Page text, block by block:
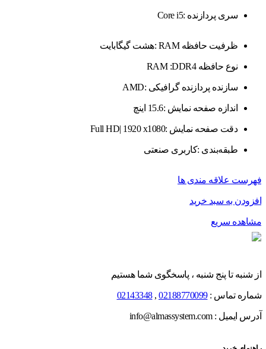
سری پردازنده :Core i5
ظرفیت حافظه RAM :هشت گیگابایت
نوع حافظه RAM :DDR4
سازنده پردازنده گرافیکی :AMD
اندازه صفحه نمایش :15.6 اینچ
دقت صفحه نمایش :Full HD| 1920 x1080
طبقه‌بندی :کاربری صنعتی
فهرست علاقه مندی ها
افزودن به سبد خرید
مشاهده سریع
از شنبه تا پنج شنبه ، پاسخگوی شما هستیم
شماره تماس :02188770099
,
02143348
آدرس ایمیل : info@almassystem.com